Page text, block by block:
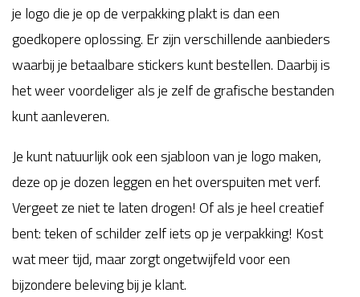
je logo die je op de verpakking plakt is dan een
goedkopere oplossing. Er zijn verschillende aanbieders
waarbij je betaalbare stickers kunt bestellen. Daarbij is
het weer voordeliger als je zelf de grafische bestanden
kunt aanleveren.
Je kunt natuurlijk ook een sjabloon van je logo maken,
deze op je dozen leggen en het overspuiten met verf.
Vergeet ze niet te laten drogen! Of als je heel creatief
bent: teken of schilder zelf iets op je verpakking! Kost
wat meer tijd, maar zorgt ongetwijfeld voor een
bijzondere beleving bij je klant.